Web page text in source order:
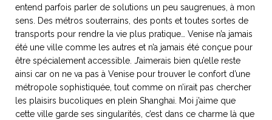
entend parfois parler de solutions un peu saugrenues, à mon
sens. Des métros souterrains, des ponts et toutes sortes de
transports pour rendre la vie plus pratique… Venise n’a jamais
été une ville comme les autres et n’a jamais été conçue pour
être spécialement accessible. J’aimerais bien qu’elle reste
ainsi car on ne va pas à Venise pour trouver le confort d’une
métropole sophistiquée, tout comme on n’irait pas chercher
les plaisirs bucoliques en plein Shanghai. Moi j’aime que
cette ville garde ses singularités, c’est dans ce charme là que